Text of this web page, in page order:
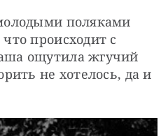
поляками
происходит с
ощутила жгучий
не хотелось, да и